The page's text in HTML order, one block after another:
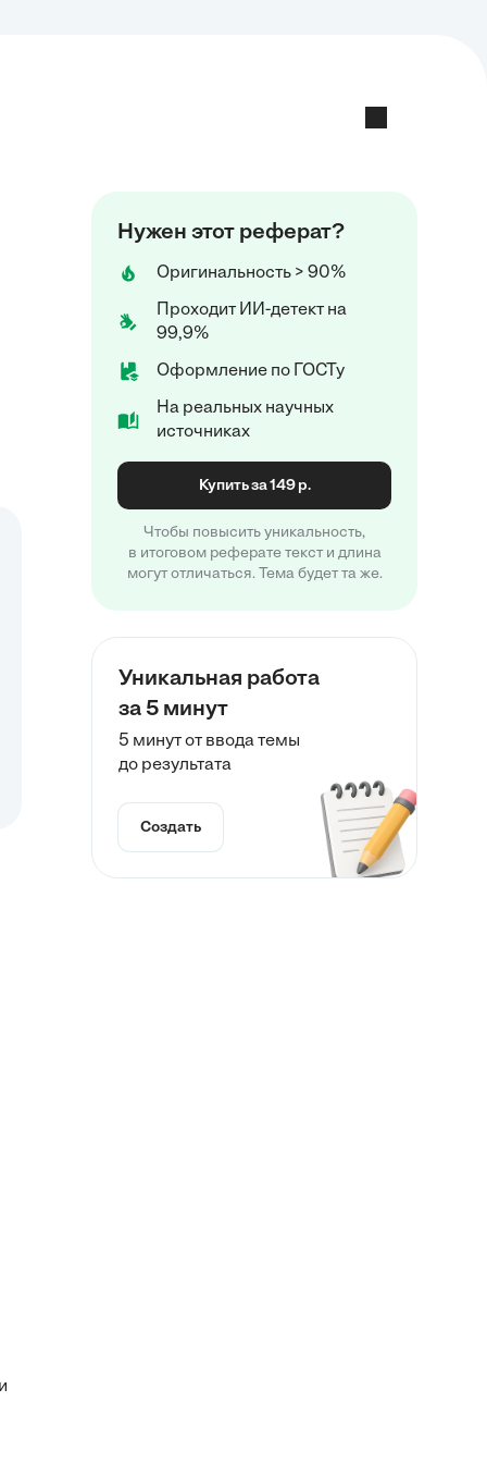
Нужен этот реферат?
Оригинальность > 90%
Проходит ИИ-детект на
99,9%
Оформление по ГОСТу
На реальных научных
источниках
Купить за 149 р.
Чтобы повысить уникальность,
в итоговом реферате текст и длина
могут отличаться. Тема будет та же.
Уникальная работа
за 5 минут
5 минут от ввода темы
до результата
Создать